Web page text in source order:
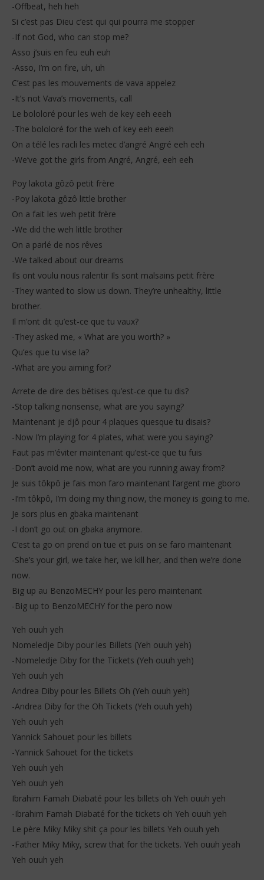
-Offbeat, heh heh
Si c’est pas Dieu c’est qui qui pourra me stopper
-If not God, who can stop me?
Asso j’suis en feu euh euh
-Asso, I’m on fire, uh, uh
C’est pas les mouvements de vava appelez
-It’s not Vava’s movements, call
Le bololoré pour les weh de key eeh eeeh
-The bololoré for the weh of key eeh eeeh
On a télé les racli les metec d’angré Angré eeh eeh
-We’ve got the girls from Angré, Angré, eeh eeh
Poy lakota gôzô petit frère
-Poy lakota gôzô little brother
On a fait les weh petit frère
-We did the weh little brother
On a parlé de nos rêves
-We talked about our dreams
Ils ont voulu nous ralentir Ils sont malsains petit frère
-They wanted to slow us down. They’re unhealthy, little
brother.
Il m’ont dit qu’est-ce que tu vaux?
-They asked me, « What are you worth? »
Qu’es que tu vise la?
-What are you aiming for?
Arrete de dire des bêtises qu’est-ce que tu dis?
-Stop talking nonsense, what are you saying?
Maintenant je djô pour 4 plaques quesque tu disais?
-Now I’m playing for 4 plates, what were you saying?
Faut pas m’éviter maintenant qu’est-ce que tu fuis
-Don’t avoid me now, what are you running away from?
Je suis tôkpô je fais mon faro maintenant l’argent me gboro
-I’m tôkpô, I’m doing my thing now, the money is going to me.
Je sors plus en gbaka maintenant
-I don’t go out on gbaka anymore.
C’est ta go on prend on tue et puis on se faro maintenant
-She’s your girl, we take her, we kill her, and then we’re done
now.
Big up au BenzoMECHY pour les pero maintenant
-Big up to BenzoMECHY for the pero now
Yeh ouuh yeh
Nomeledje Diby pour les Billets (Yeh ouuh yeh)
-Nomeledje Diby for the Tickets (Yeh ouuh yeh)
Yeh ouuh yeh
Andrea Diby pour les Billets Oh (Yeh ouuh yeh)
-Andrea Diby for the Oh Tickets (Yeh ouuh yeh)
Yeh ouuh yeh
Yannick Sahouet pour les billets
-Yannick Sahouet for the tickets
Yeh ouuh yeh
Yeh ouuh yeh
Ibrahim Famah Diabaté pour les billets oh Yeh ouuh yeh
-Ibrahim Famah Diabaté for the tickets oh Yeh ouuh yeh
Le père Miky Miky shit ça pour les billets Yeh ouuh yeh
-Father Miky Miky, screw that for the tickets. Yeh ouuh yeah
Yeh ouuh yeh